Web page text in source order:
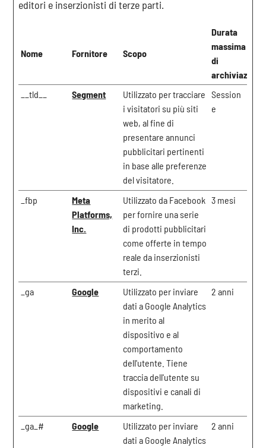
editori e inserzionisti di terze parti.
Nome Fornitore Scopo
Durata
massima
di
archiviazione
__tld__
Segment
Utilizzato per tracciare
i visitatori su più siti
web, al fine di
presentare annunci
pubblicitari pertinenti
in base alle preferenze
del visitatore.
Session
e
_fbp
Meta
Platforms,
Inc.
Utilizzato da Facebook
per fornire una serie
di prodotti pubblicitari
come offerte in tempo
reale da inserzionisti
terzi.
3 mesi
_ga Google
Utilizzato per inviare
dati a Google Analytics
in merito al
dispositivo e al
comportamento
dell'utente. Tiene
traccia dell'utente su
dispositivi e canali di
marketing.
2 anni
_ga_# Google
Utilizzato per inviare
dati a Google Analytics
2 anni